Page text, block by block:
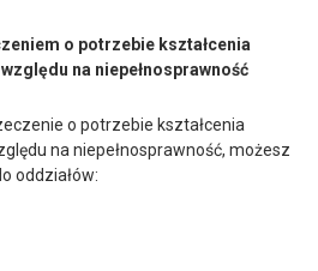
o potrzebie kształcenia
na niepełnosprawność
o potrzebie kształcenia
na niepełnosprawność, możesz
oddziałów: